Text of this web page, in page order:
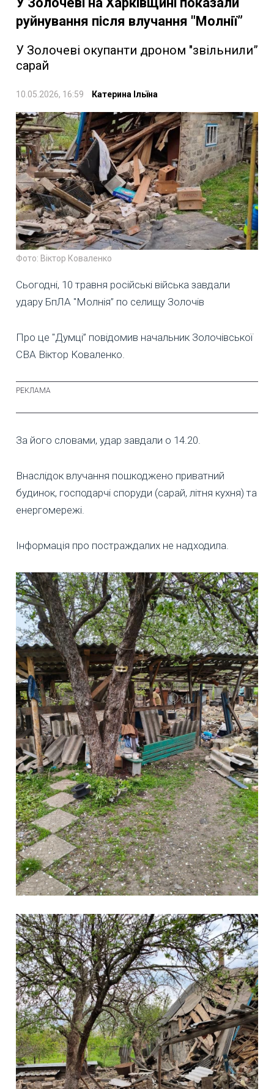
руйнування після влучання "Молнії”
У Золочеві окупанти дроном "звільнили”
сарай
10.05.2026, 16:59 Катерина Ільїна
Фото: Віктор Коваленко
Сьогодні, 10 травня російські війська завдали
удару БпЛА "Молнія” по селищу Золочів
Про це "Думці” повідомив начальник Золочівської
СВА Віктор Коваленко.
За його словами, удар завдали о 14.20.
Внаслідок влучання пошкоджено приватний
будинок, господарчі споруди (сарай, літня кухня) та
енергомережі.
Інформація про постраждалих не надходила.